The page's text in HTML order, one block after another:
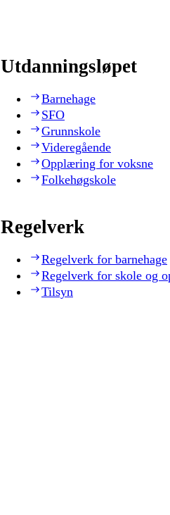
Utdanningsløpet
Barnehage
SFO
Grunnskole
Videregående
Opplæring for voksne
Folkehøgskole
Regelverk
Regelverk for barnehage
Regelverk for skole og
Tilsyn